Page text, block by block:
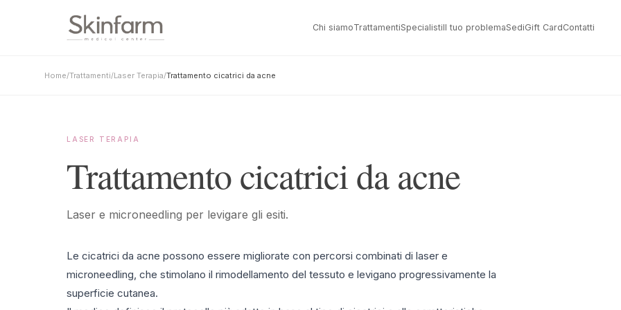
Chi siamoTrattamentiSpecialistiIl tuo problemaSediGift CardContatti
Home/Trattamenti/Laser Terapia/Trattamento cicatrici da acne
LASER TERAPIA
Trattamento cicatrici da acne
Laser e microneedling per levigare gli esiti.
Le cicatrici da acne possono essere migliorate con percorsi combinati di laser e
microneedling, che stimolano il rimodellamento del tessuto e levigano progressivamente la
superficie cutanea.